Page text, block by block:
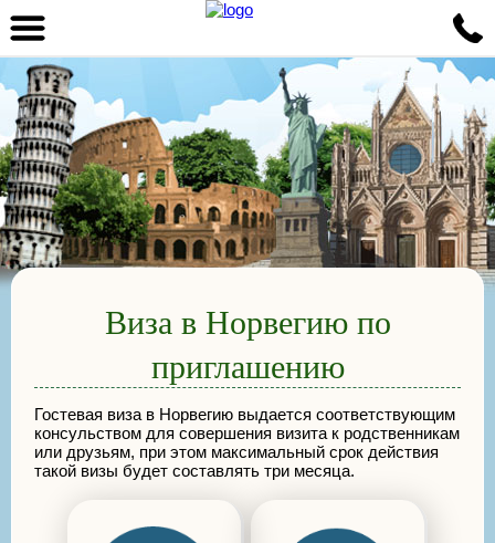
Виза в Норвегию по
приглашению
Гостевая виза в Норвегию выдается соответствующим
консульством для совершения визита к родственникам
или друзьям, при этом максимальный срок действия
такой визы будет составлять три месяца.